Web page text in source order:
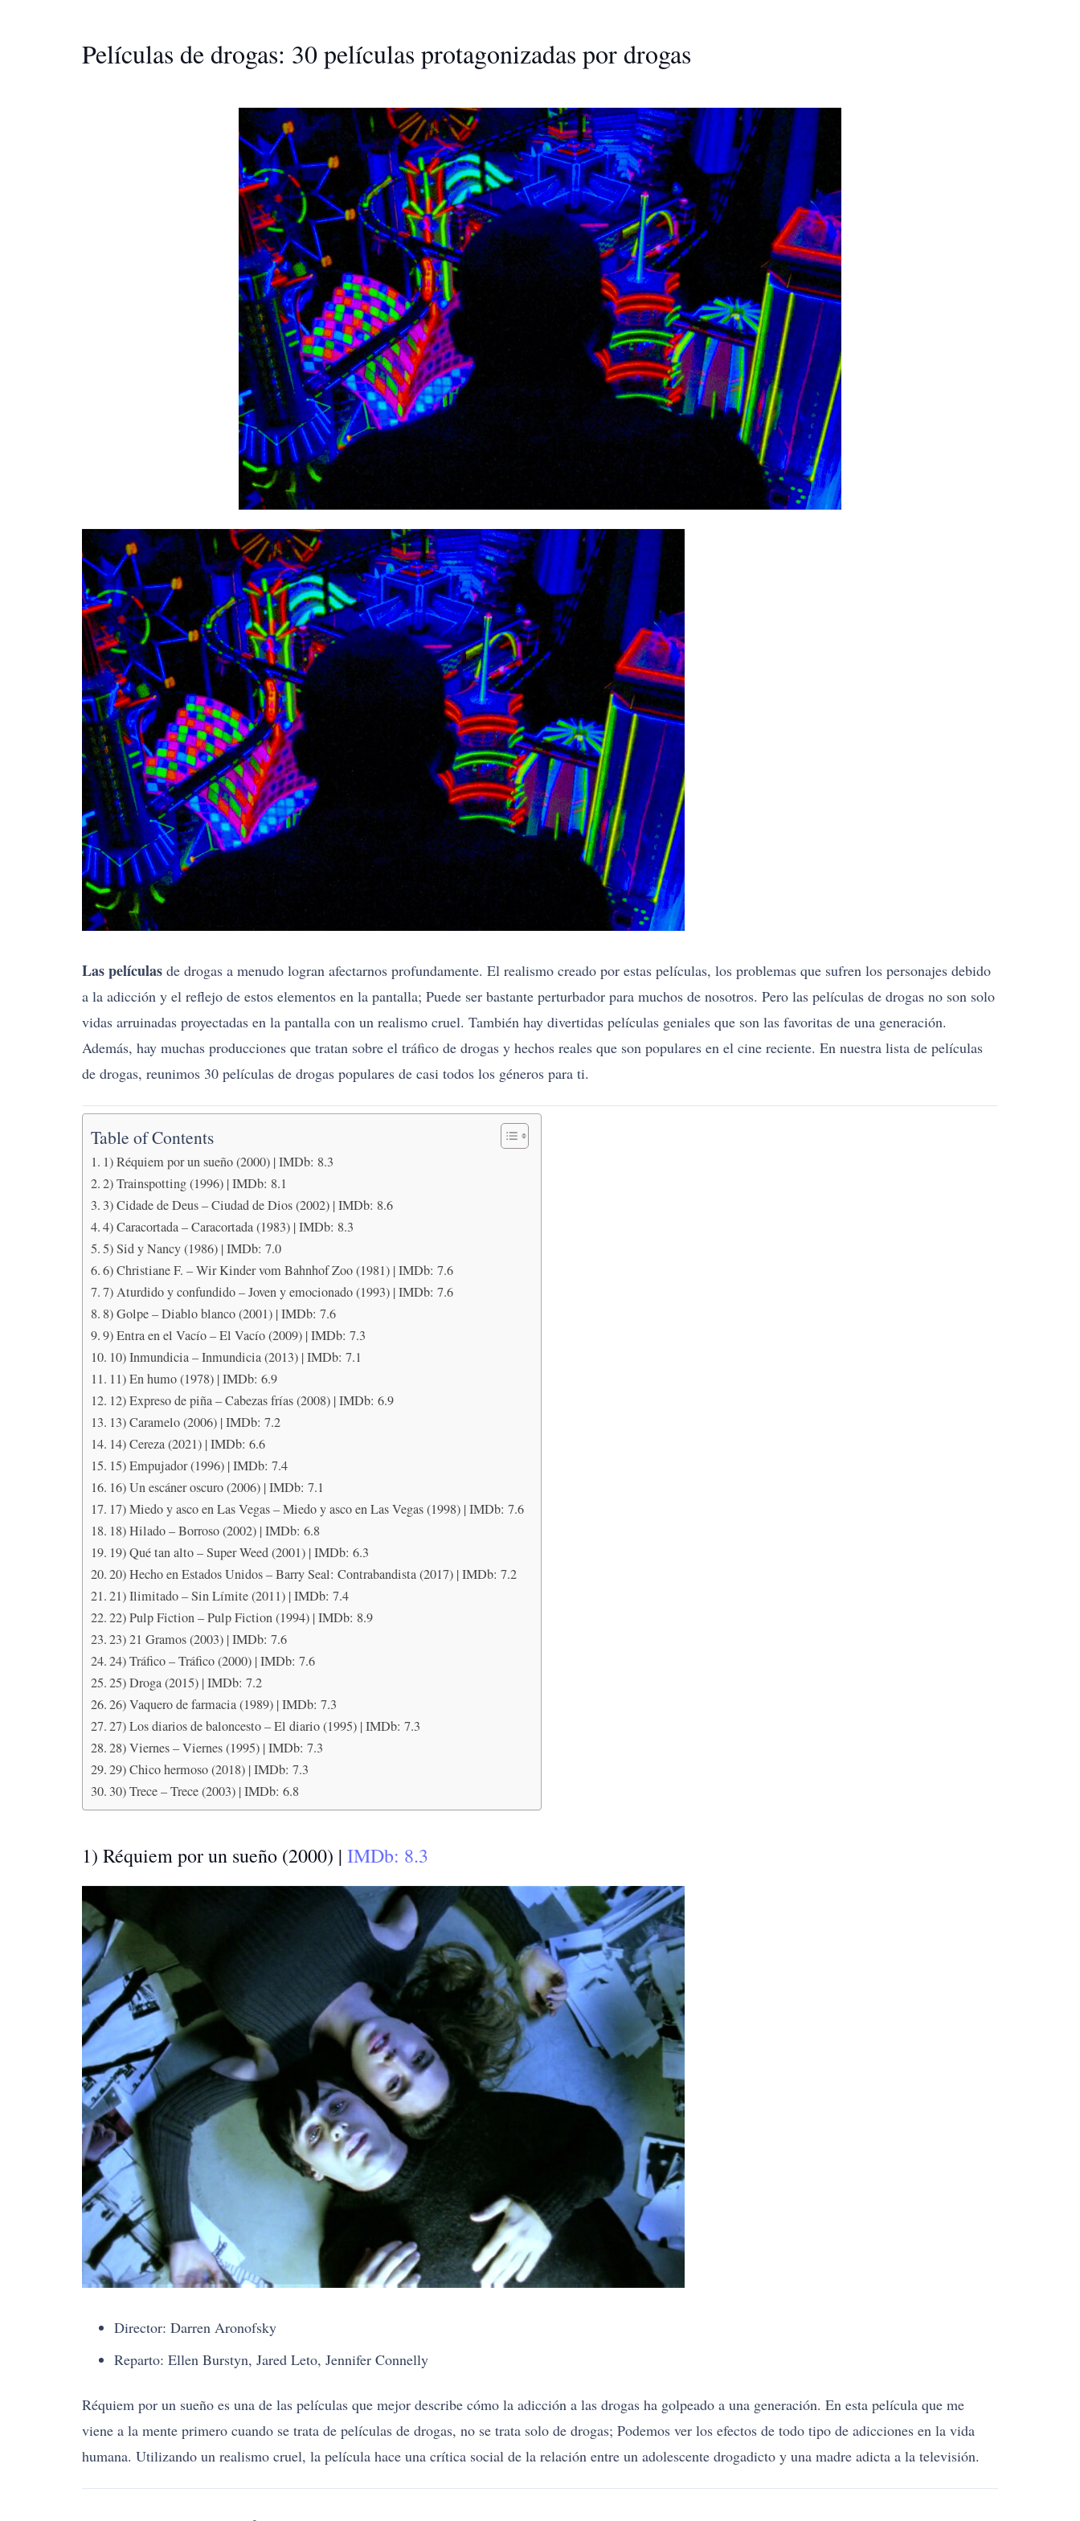
Películas de drogas: 30 películas protagonizadas por drogas
Las películas de drogas a menudo logran afectarnos profundamente. El realismo creado por estas películas, los problemas que sufren los personajes debido
a la adicción y el reflejo de estos elementos en la pantalla; Puede ser bastante perturbador para muchos de nosotros. Pero las películas de drogas no son solo
vidas arruinadas proyectadas en la pantalla con un realismo cruel. También hay divertidas películas geniales que son las favoritas de una generación.
Además, hay muchas producciones que tratan sobre el tráfico de drogas y hechos reales que son populares en el cine reciente. En nuestra lista de películas
de drogas, reunimos 30 películas de drogas populares de casi todos los géneros para ti.
Table of Contents
1) Réquiem por un sueño (2000) | IMDb: 8.3
2) Trainspotting (1996) | IMDb: 8.1
3) Cidade de Deus – Ciudad de Dios (2002) | IMDb: 8.6
4) Caracortada – Caracortada (1983) | IMDb: 8.3
5) Sid y Nancy (1986) | IMDb: 7.0
6) Christiane F. – Wir Kinder vom Bahnhof Zoo (1981) | IMDb: 7.6
7) Aturdido y confundido – Joven y emocionado (1993) | IMDb: 7.6
8) Golpe – Diablo blanco (2001) | IMDb: 7.6
9) Entra en el Vacío – El Vacío (2009) | IMDb: 7.3
10) Inmundicia – Inmundicia (2013) | IMDb: 7.1
11) En humo (1978) | IMDb: 6.9
12) Expreso de piña – Cabezas frías (2008) | IMDb: 6.9
13) Caramelo (2006) | IMDb: 7.2
14) Cereza (2021) | IMDb: 6.6
15) Empujador (1996) | IMDb: 7.4
16) Un escáner oscuro (2006) | IMDb: 7.1
17) Miedo y asco en Las Vegas – Miedo y asco en Las Vegas (1998) | IMDb: 7.6
18) Hilado – Borroso (2002) | IMDb: 6.8
19) Qué tan alto – Super Weed (2001) | IMDb: 6.3
20) Hecho en Estados Unidos – Barry Seal: Contrabandista (2017) | IMDb: 7.2
21) Ilimitado – Sin Límite (2011) | IMDb: 7.4
22) Pulp Fiction – Pulp Fiction (1994) | IMDb: 8.9
23) 21 Gramos (2003) | IMDb: 7.6
24) Tráfico – Tráfico (2000) | IMDb: 7.6
25) Droga (2015) | IMDb: 7.2
26) Vaquero de farmacia (1989) | IMDb: 7.3
27) Los diarios de baloncesto – El diario (1995) | IMDb: 7.3
28) Viernes – Viernes (1995) | IMDb: 7.3
29) Chico hermoso (2018) | IMDb: 7.3
30) Trece – Trece (2003) | IMDb: 6.8
1) Réquiem por un sueño (2000) | IMDb: 8.3
Director: Darren Aronofsky
Reparto: Ellen Burstyn, Jared Leto, Jennifer Connelly
Réquiem por un sueño es una de las películas que mejor describe cómo la adicción a las drogas ha golpeado a una generación. En esta película que me
viene a la mente primero cuando se trata de películas de drogas, no se trata solo de drogas; Podemos ver los efectos de todo tipo de adicciones en la vida
humana. Utilizando un realismo cruel, la película hace una crítica social de la relación entre un adolescente drogadicto y una madre adicta a la televisión.